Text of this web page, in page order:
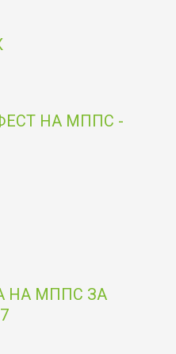
НА МППС -
НА МППС ЗА